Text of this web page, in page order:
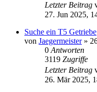
Letzter Beitrag
27. Jun 2025,
Suche ein T5 Getriebe
von Jaegermeister»
0 Antworten
3119 Zugriffe
Letzter Beitrag
26. Mär 2025,